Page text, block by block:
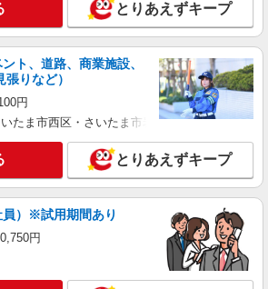
とりあえずキープ
ト、道路、商業施設、
りなど）
円
たま市西区・さいたま市岩槻区・久喜市・蓮田
とりあえずキープ
）※試用期間あり
円